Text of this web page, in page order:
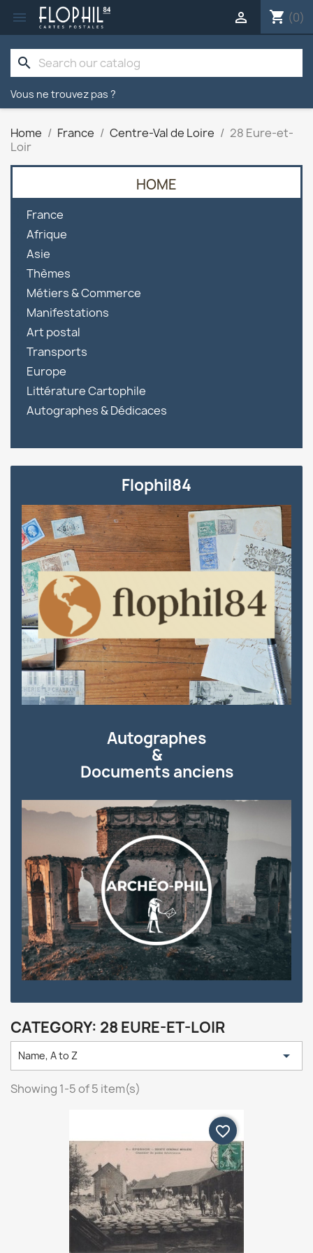
 shopping_cart (0)

search
Vous ne trouvez pas ?
Home France Centre-Val de Loire
28 Eure-et-
Loir
HOME
France
Afrique
Asie
Thèmes
Métiers & Commerce
Manifestations
Art postal
Transports
Europe
Littérature Cartophile
Autographes & Dédicaces
Flophil84
Autographes
&
Documents anciens
CATEGORY: 28 EURE-ET-LOIR
Name, A to Z 
Showing 1-5 of 5 item(s)
favorite_border